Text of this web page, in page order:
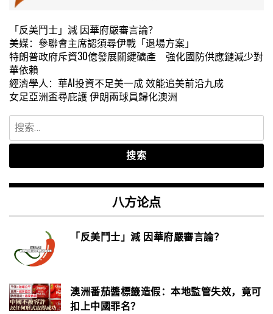
「反美鬥士」減 因華府嚴審言論？
美媒：參聯會主席認須尋伊戰「退場方案」
特朗普政府斥資30億發展關鍵礦產 強化國防供應鏈減少對
華依賴
經濟學人：華AI投資不足美一成 效能追美前沿九成
女足亞洲盃尋庇護 伊朗兩球員歸化澳洲
搜
索：
八方论点
「反美鬥士」減 因華府嚴審言論？
澳洲番茄醬標籤造假：本地監管失效，竟可
扣上中國罪名？